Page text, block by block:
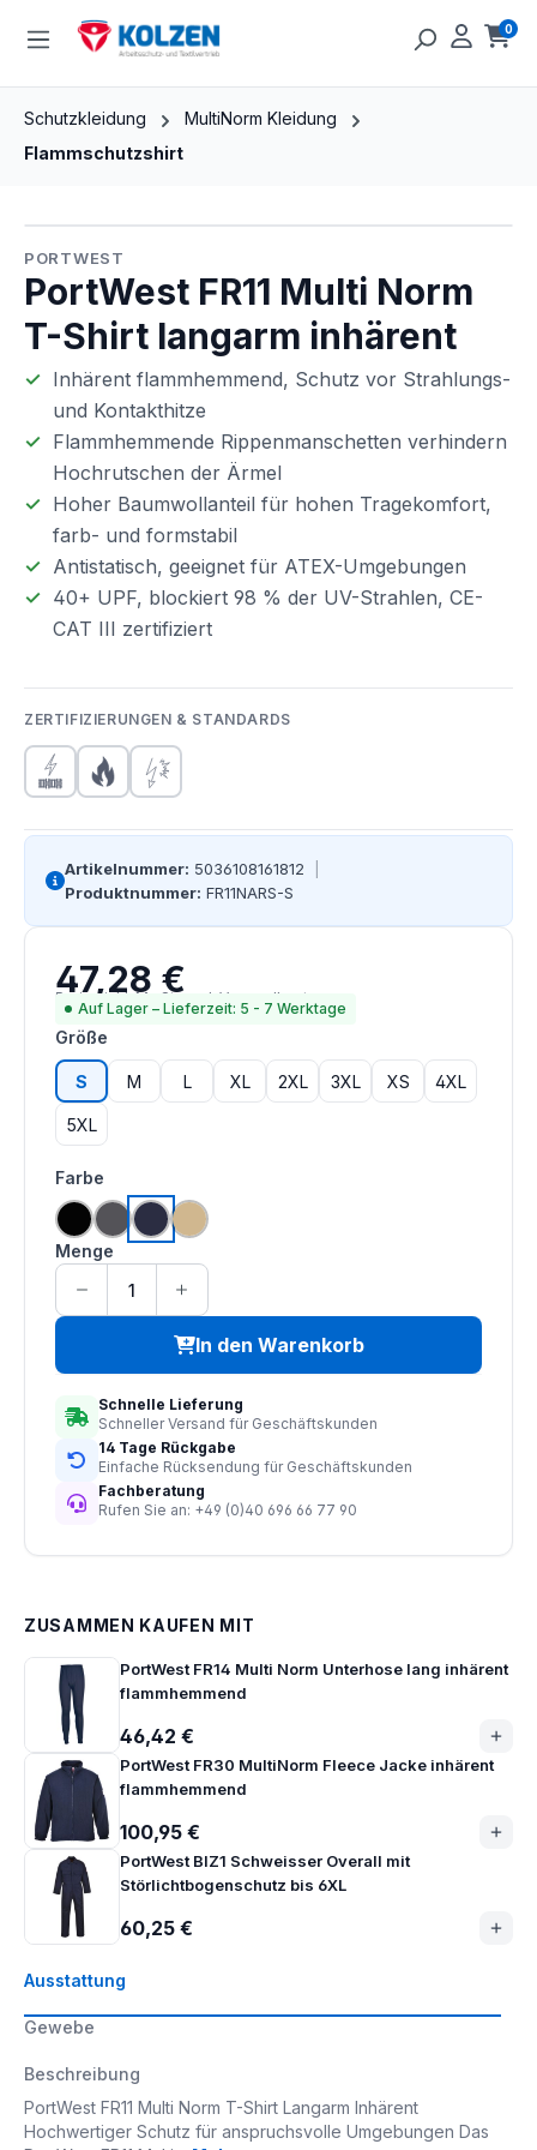
Zum Hauptinhalt springen 0
Schutzkleidung
MultiNorm Kleidung
Flammschutzshirt
PORTWEST
PortWest FR11 Multi Norm
T-Shirt langarm inhärent
Inhärent flammhemmend, Schutz vor Strahlungs-
und Kontakthitze
Flammhemmende Rippenmanschetten verhindern
Hochrutschen der Ärmel
Hoher Baumwollanteil für hohen Tragekomfort,
farb- und formstabil
Antistatisch, geeignet für ATEX-Umgebungen
40+ UPF, blockiert 98 % der UV-Strahlen, CE-
CAT III zertifiziert
ZERTIFIZIERUNGEN & STANDARDS
Artikelnummer: 5036108161812
Produktnummer: FR11NARS-S
Ausstattung
Gewebe
Beschreibung
PortWest FR11 Multi Norm T-Shirt Langarm Inhärent
Hochwertiger Schutz für anspruchsvolle Umgebungen Das
Regulärer Preis:
47,28 €
Preise inkl. MwSt. zzgl. Versandkosten
Auf Lager – Lieferzeit: 5 - 7 Werktage
Größe
S M L XL 2XL 3XL XS 4XL
5XL
Farbe
schwarz
graunavy tan
Menge
In den Warenkorb
Schnelle Lieferung
Schneller Versand für Geschäftskunden
14 Tage Rückgabe
Einfache Rücksendung für Geschäftskunden
Fachberatung
Rufen Sie an: +49 (0)40 696 66 77 90
ZUSAMMEN KAUFEN MIT
PortWest FR14 Multi Norm Unterhose lang inhärent
flammhemmend
46,42 €
PortWest FR30 MultiNorm Fleece Jacke inhärent
flammhemmend
100,95 €
PortWest BIZ1 Schweisser Overall mit
Störlichtbogenschutz bis 6XL
60,25 €